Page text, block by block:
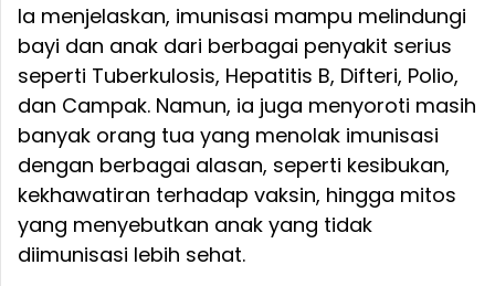
Ia menjelaskan, imunisasi mampu melindungi
bayi dan anak dari berbagai penyakit serius
seperti Tuberkulosis, Hepatitis B, Difteri, Polio,
dan Campak. Namun, ia juga menyoroti masih
banyak orang tua yang menolak imunisasi
dengan berbagai alasan, seperti kesibukan,
kekhawatiran terhadap vaksin, hingga mitos
yang menyebutkan anak yang tidak
diimunisasi lebih sehat.